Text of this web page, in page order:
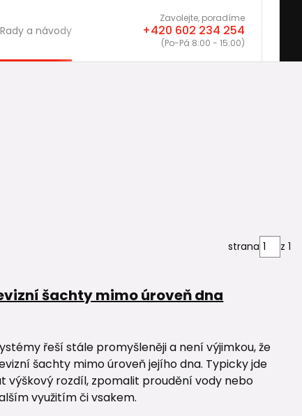
Rady a návody
Zavolejte, poradíme
+420 602 234 254
(Po-Pá 8:00 - 15:00)
strana z 1
šachty mimo úroveň dna
řeší stále promyšleněji a není výjimkou, že
šachty mimo úroveň jejího dna. Typicky jde
výškový rozdíl, zpomalit proudění vody nebo
využitím či vsakem.